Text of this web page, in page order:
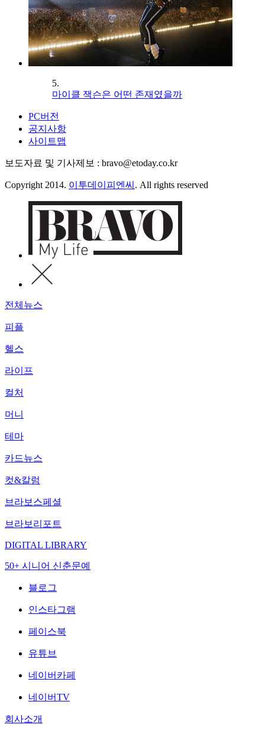
5.
마이클 잭슨은 어떤 존재였을까
PC버전
공지사항
사이트맵
보도자료 및 기사제보 : bravo@etoday.co.kr
Copyright 2014. 이투데이피엔씨 . All rights reserved
전체뉴스
피플
헬스
라이프
컬처
머니
테마
카드뉴스
컷&칼럼
브라보스페셜
브라보리포트
DIGITAL LIBRARY
50+ 시니어 신춘문예
블로그
인스타그램
페이스북
유튜브
네이버카페
네이버TV
회사소개